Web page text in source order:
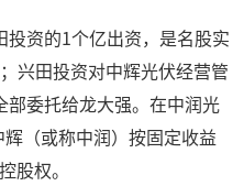
资的1个亿出资，是名股实
兴田投资对中辉光伏经营管
委托给龙大强。在中润光
（或称中润）按固定收益
股权。